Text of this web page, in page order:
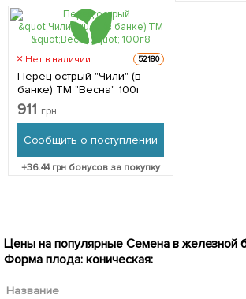
Нет в наличии 52180
Перец острый "Чили" (в
банке) ТМ "Весна" 100г
911 грн
Сообщить о поступлении
+36.44грн бонусов за покупку
Цены на популярные Семена в железной
Форма плода: коническая:
Название